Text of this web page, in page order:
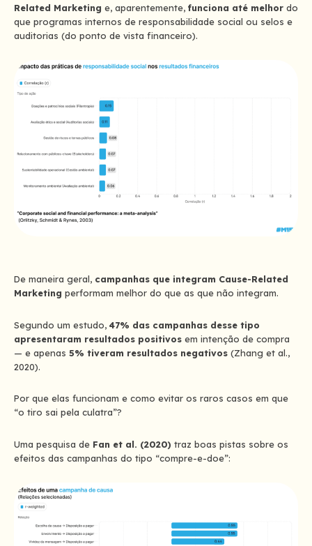
Related Marketing e, aparentemente, funciona até melhor do
que programas internos de responsabilidade social ou selos e
auditorias (do ponto de vista financeiro).
De maneira geral, campanhas que integram Cause-Related
Marketing performam melhor do que as que não integram.
Segundo um estudo, 47% das campanhas desse tipo
apresentaram resultados positivos em intenção de compra
— e apenas 5% tiveram resultados negativos (Zhang et al.,
2020).
Por que elas funcionam e como evitar os raros casos em que
“o tiro sai pela culatra”?
Uma pesquisa de Fan et al. (2020) traz boas pistas sobre os
efeitos das campanhas do tipo “compre-e-doe”: